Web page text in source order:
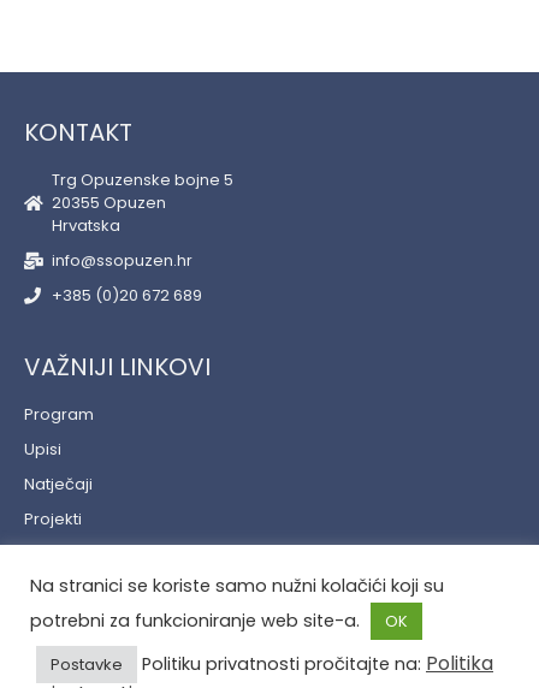
KONTAKT
Trg Opuzenske bojne 5
20355 Opuzen
Hrvatska
info@ssopuzen.hr
+385 (0)20 672 689
VAŽNIJI LINKOVI
Program
Upisi
Natječaji
Projekti
Politika privatnosti
Na stranici se koriste samo nužni kolačići koji su
potrebni za funkcioniranje web site-a.
OK
Postavke
Politiku privatnosti pročitajte na: Politika